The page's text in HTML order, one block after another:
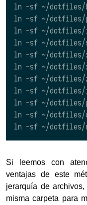
ln -sf ~/dotfiles/
ln -sf ~/dotfiles/
ln -sf ~/dotfiles/
ln -sf ~/dotfiles/
ln -sf ~/dotfiles/
ln -sf ~/dotfiles/
ln -sf ~/dotfiles/
ln -sf ~/
ln -sf ~/
ln -sf ~/dotfiles/
Si leemos con
ventajas de este
jerarquía de
misma carpeta para